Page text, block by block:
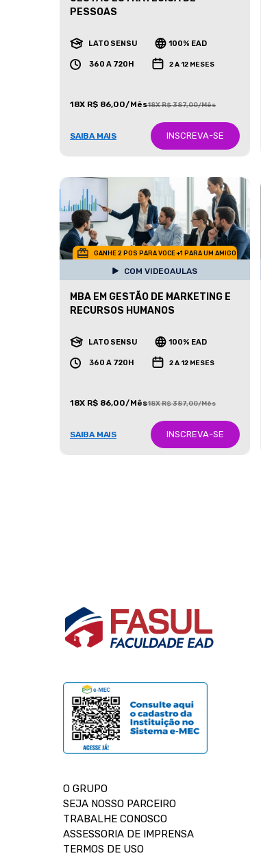
PESSOAS
LATO SENSU 100% EAD
360 A 720H 2 A 12 MESES
18X R$ 86,00/Mês18X R$ 387,00/Mês
SAIBA MAIS INSCREVA-SE
GANHE 2 POS PARA VOCE +1 PARA UM AMIGO
COM VIDEOAULAS
MBA EM GESTÃO DE MARKETING E
RECURSOS HUMANOS
LATO SENSU 100% EAD
360 A 720H 2 A 12 MESES
18X R$ 86,00/Mês18X R$ 387,00/Mês
SAIBA MAIS INSCREVA-SE
O GRUPO
SEJA NOSSO PARCEIRO
TRABALHE CONOSCO
ASSESSORIA DE IMPRENSA
TERMOS DE USO